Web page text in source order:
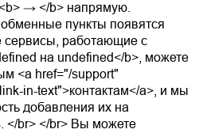
→ </b> напрямую.
пункты появятся
сервисы, работающие с
на undefined</b>, можете
<a href="/support"
in-text">контактам</a>, и мы
добавления их на
</br> </br> Вы можете